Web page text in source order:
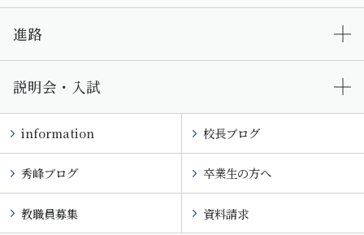
進路
説明会・入試
information 校長ブログ
秀峰ブログ 卒業生の方へ
教職員募集 資料請求